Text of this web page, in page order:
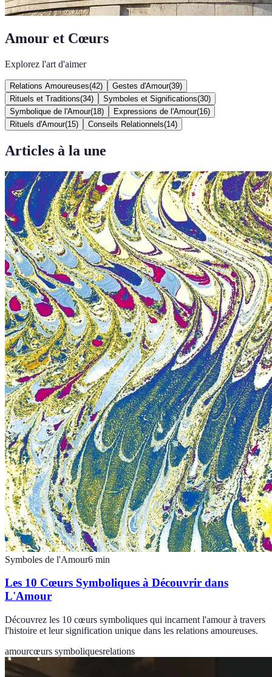
Amour et Cœurs
Explorez l'art d'aimer
Relations Amoureuses(42) Gestes d'Amour(39)
Rituels et Traditions(34) Symboles et Significations(30)
Symbolique de l'Amour(18) Expressions de l'Amour(16)
Rituels d'Amour(15) Conseils Relationnels(14)
Articles à la une
Symboles de l'Amour6 min
Les 10 Cœurs Symboliques à Découvrir dans
L'Amour
Découvrez les 10 cœurs symboliques qui incarnent l'amour à travers
l'histoire et leur signification unique dans les relations amoureuses.
amourcœurs symboliquesrelations